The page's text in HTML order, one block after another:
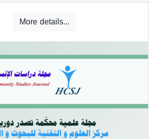
More details...